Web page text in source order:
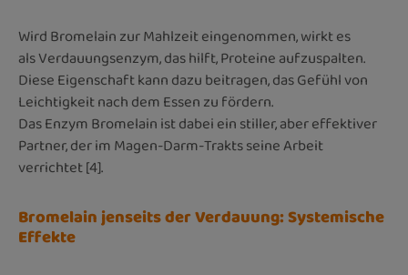
Wird Bromelain zur Mahlzeit eingenommen, wirkt es
als Verdauungsenzym, das hilft, Proteine aufzuspalten.
Diese Eigenschaft kann dazu beitragen, das Gefühl von
Leichtigkeit nach dem Essen zu fördern.
Das Enzym Bromelain ist dabei ein stiller, aber effektiver
Partner, der im Magen-Darm-Trakts seine Arbeit
verrichtet [4].
Bromelain jenseits der Verdauung: Systemische
Effekte